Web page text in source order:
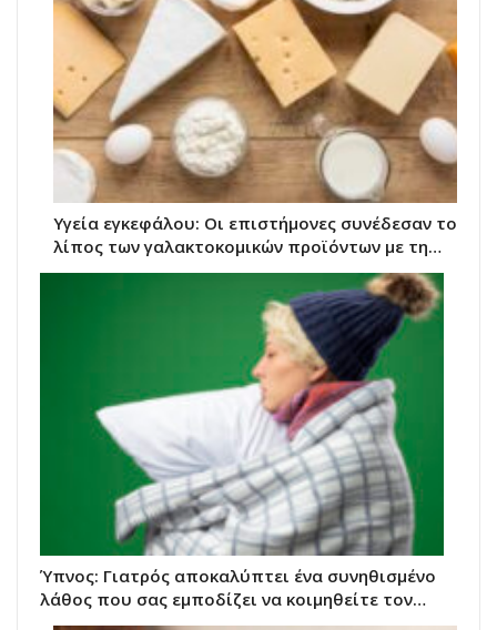
Υγεία εγκεφάλου: Οι επιστήμονες συνέδεσαν το
λίπος των γαλακτοκομικών προϊόντων με τη…
Ύπνος: Γιατρός αποκαλύπτει ένα συνηθισμένο
λάθος που σας εμποδίζει να κοιμηθείτε τον…